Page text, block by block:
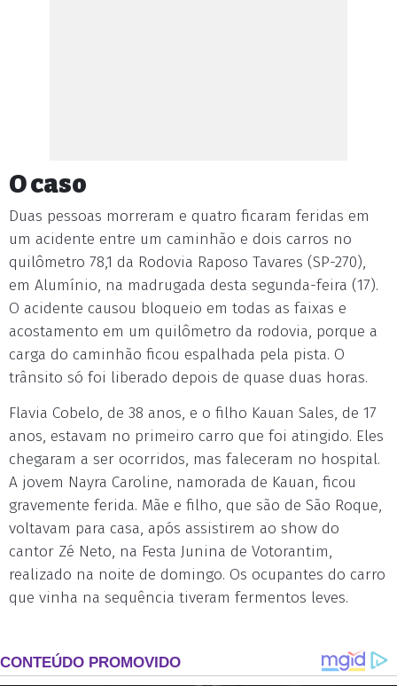
O caso
Duas pessoas morreram e quatro ficaram feridas em
um acidente entre um caminhão e dois carros no
quilômetro 78,1 da Rodovia Raposo Tavares (SP-270),
em Alumínio, na madrugada desta segunda-feira (17).
O acidente causou bloqueio em todas as faixas e
acostamento em um quilômetro da rodovia, porque a
carga do caminhão ficou espalhada pela pista. O
trânsito só foi liberado depois de quase duas horas.
Flavia Cobelo, de 38 anos, e o filho Kauan Sales, de 17
anos, estavam no primeiro carro que foi atingido. Eles
chegaram a ser ocorridos, mas faleceram no hospital.
A jovem Nayra Caroline, namorada de Kauan, ficou
gravemente ferida. Mãe e filho, que são de São Roque,
voltavam para casa, após assistirem ao show do
cantor Zé Neto, na Festa Junina de Votorantim,
realizado na noite de domingo. Os ocupantes do carro
que vinha na sequência tiveram fermentos leves.